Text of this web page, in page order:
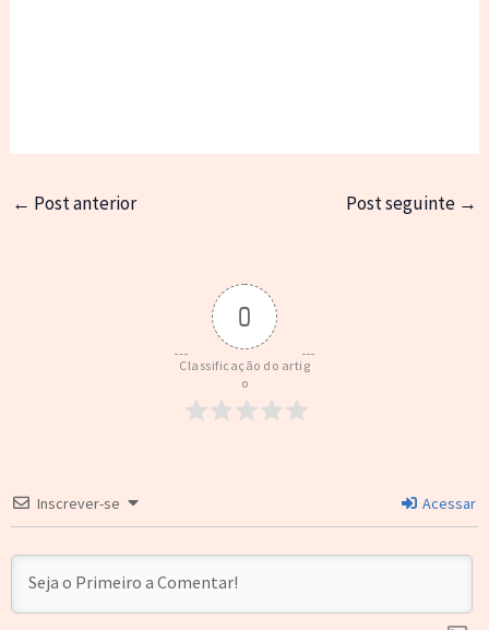
← Post anterior Post seguinte →
0
Classificação do artig
o
Inscrever-se Acessar